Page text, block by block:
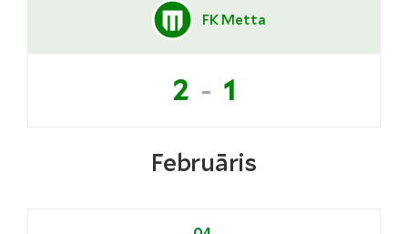
FK Metta
2 - 1
Februāris